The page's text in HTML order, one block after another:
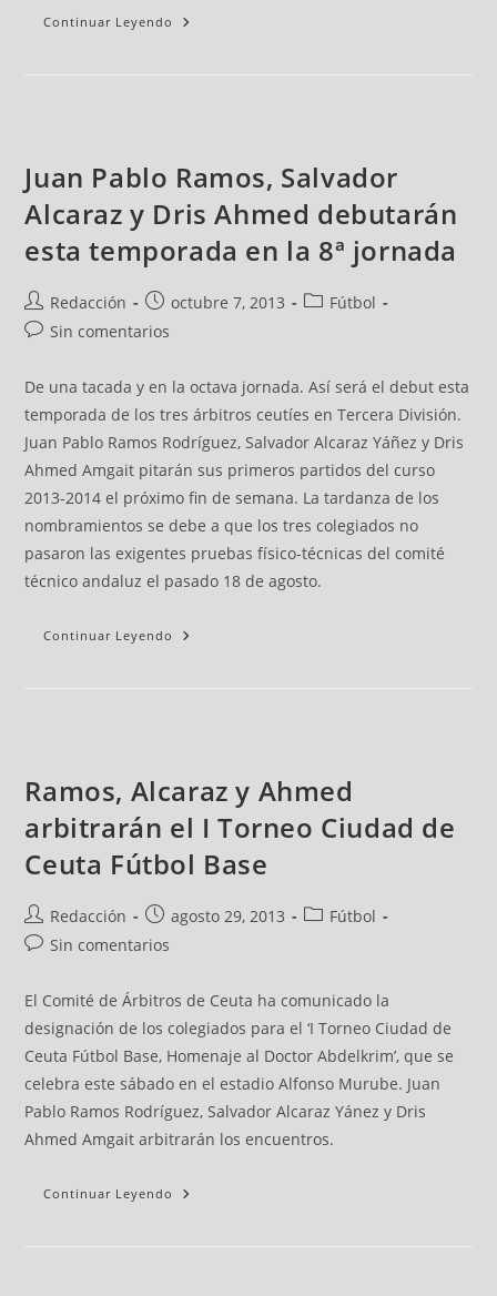
Continuar Leyendo
Juan Pablo Ramos, Salvador
Alcaraz y Dris Ahmed debutarán
esta temporada en la 8ª jornada
Redacción octubre 7, 2013
Fútbol
Sin comentarios
De una tacada y en la octava jornada. Así será el debut esta
temporada de los tres árbitros ceutíes en Tercera División.
Juan Pablo Ramos Rodríguez, Salvador Alcaraz Yáñez y Dris
Ahmed Amgait pitarán sus primeros partidos del curso
2013-2014 el próximo fin de semana. La tardanza de los
nombramientos se debe a que los tres colegiados no
pasaron las exigentes pruebas físico-técnicas del comité
técnico andaluz el pasado 18 de agosto.
Continuar Leyendo
Ramos, Alcaraz y Ahmed
arbitrarán el I Torneo Ciudad de
Ceuta Fútbol Base
Redacción agosto 29, 2013
Fútbol
Sin comentarios
El Comité de Árbitros de Ceuta ha comunicado la
designación de los colegiados para el ‘I Torneo Ciudad de
Ceuta Fútbol Base, Homenaje al Doctor Abdelkrim’, que se
celebra este sábado en el estadio Alfonso Murube. Juan
Pablo Ramos Rodríguez, Salvador Alcaraz Yánez y Dris
Ahmed Amgait arbitrarán los encuentros.
Continuar Leyendo